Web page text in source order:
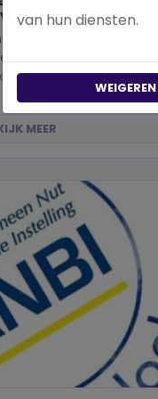
nog te
en wil je graag
wereld voor viervoeters,
wild...
MEER
van hun diensten.
WEIGEREN